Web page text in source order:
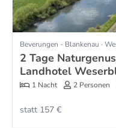
Beverungen - Blankenau ·
2 Tage
Landhotel
1 Nacht 2 Personen
statt 157 €